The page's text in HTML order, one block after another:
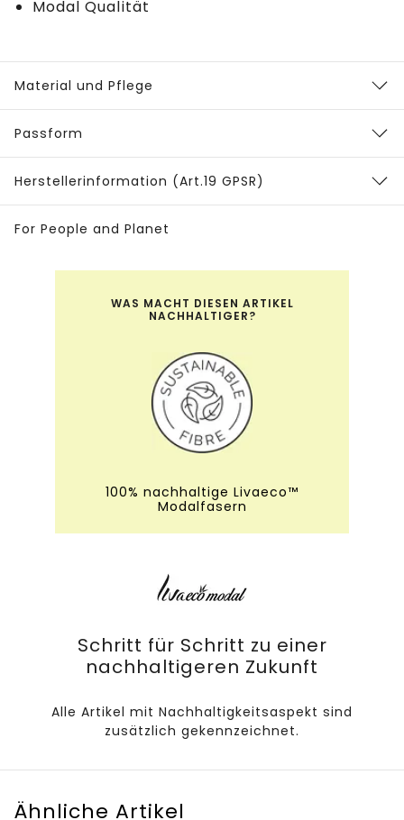
Modal Qualität
Material und Pflege
Passform
Herstellerinformation (Art.19 GPSR)
For People and Planet
WAS MACHT DIESEN ARTIKEL
NACHHALTIGER?
100% nachhaltige Livaeco™
Modalfasern
Schritt für Schritt zu einer
nachhaltigeren Zukunft
Alle Artikel mit Nachhaltigkeitsaspekt sind
zusätzlich gekennzeichnet.
Ähnliche Artikel